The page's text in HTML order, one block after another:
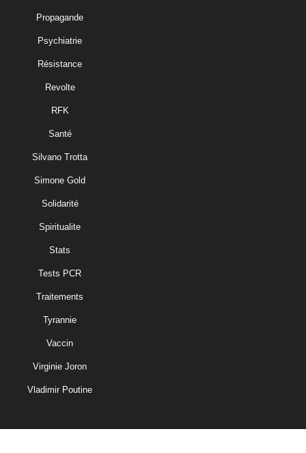
Propagande
Psychiatrie
Résistance
Revolte
RFK
Santé
Silvano Trotta
Simone Gold
Solidarité
Spiritualite
Stats
Tests PCR
Traitements
Tyrannie
Vaccin
Virginie Joron
Vladimir Poutine